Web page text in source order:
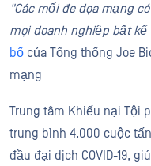
"Các mối đe dọa mạng
mọi doanh nghiệp bất
bố của Tổng thống Joe
mạng
Trung tâm Khiếu nại Tội
trung bình 4.000 cuộc
đầu đại dịch COVID-19,